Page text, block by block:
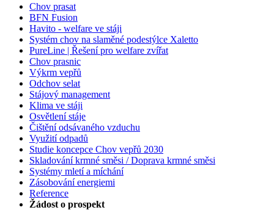
Chov prasat
BFN Fusion
Havito - welfare ve stáji
Systém chov na slaměné podestýlce Xaletto
PureLine | Řešení pro welfare zvířat
Chov prasnic
Výkrm vepřů
Odchov selat
Stájový management
Klima ve stáji
Osvětlení stáje
Čištění odsávaného vzduchu
Využití odpadů
Studie koncepce Chov vepřů 2030
Skladování krmné směsi / Doprava krmné směsi
Systémy mletí a míchání
Zásobování energiemi
Reference
Žádost o prospekt